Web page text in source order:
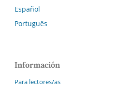
Español
Português
Información
Para lectores/as